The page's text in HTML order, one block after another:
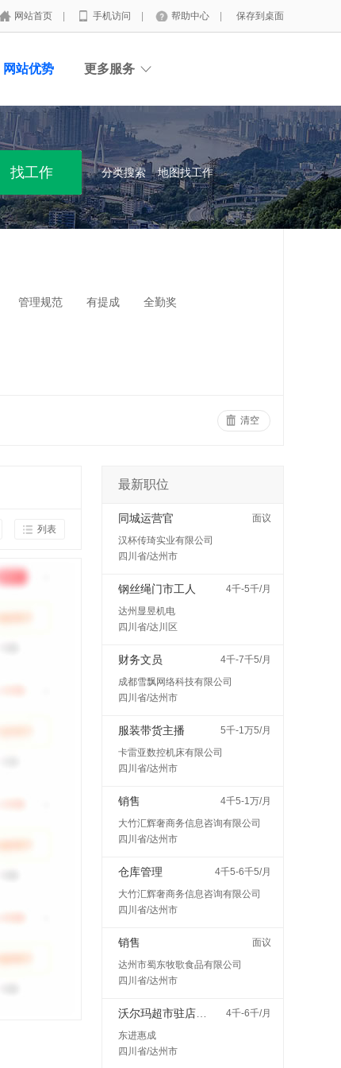
网站首页 手机访问 帮助中心 保存到桌面
网站优势 更多服务
分类搜索 地图找工作
管理规范 有提成 全勤奖
清空
列表
最新职位
同城运营官
面议
汉杯传琦实业有限公司
四川省/达州市
钢丝绳门市工人
4千-5千/月
达州显昱机电
四川省/达川区
财务文员
4千-7千5/月
成都雪飘网络科技有限公司
四川省/达州市
服装带货主播
5千-1万5/月
卡雷亚数控机床有限公司
四川省/达州市
销售
4千5-1万/月
大竹汇辉奢商务信息咨询有限公司
四川省/达州市
仓库管理
4千5-6千5/月
大竹汇辉奢商务信息咨询有限公司
四川省/达州市
销售
面议
达州市蜀东牧歌食品有限公司
四川省/达州市
4千-6千/月
东进惠成
四川省/达州市